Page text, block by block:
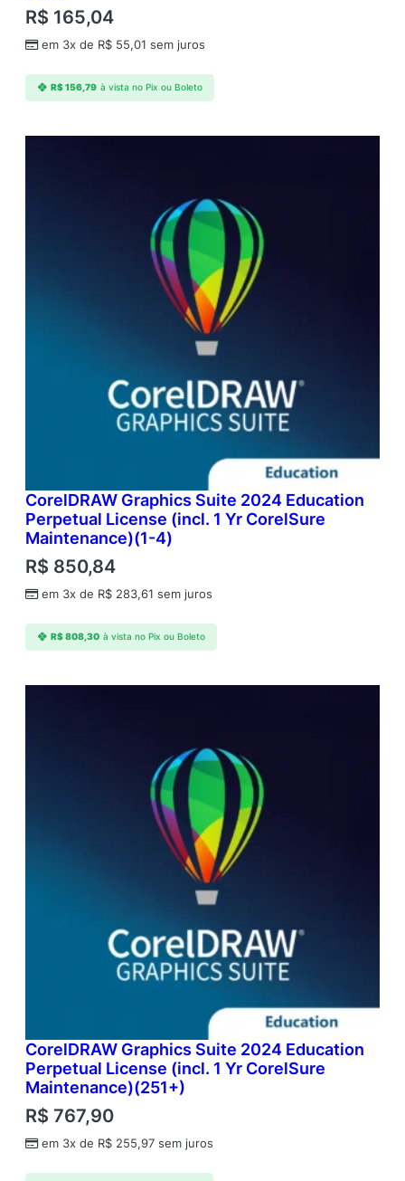
R$ 165,04
em 3x de R$ 55,01 sem juros
R$156,79 à vista no Pix ou Boleto
CorelDRAW Graphics Suite 2024 Education
Perpetual License (incl. 1 Yr CorelSure
Maintenance)(1-4)
R$ 850,84
em 3x de R$ 283,61 sem juros
R$808,30 à vista no Pix ou Boleto
CorelDRAW Graphics Suite 2024 Education
Perpetual License (incl. 1 Yr CorelSure
Maintenance)(251+)
R$ 767,90
em 3x de R$ 255,97 sem juros